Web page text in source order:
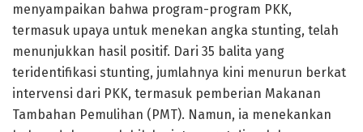
menyampaikan bahwa program-program PKK,
termasuk upaya untuk menekan angka stunting, telah
menunjukkan hasil positif. Dari 35 balita yang
teridentifikasi stunting, jumlahnya kini menurun berkat
intervensi dari PKK, termasuk pemberian Makanan
Tambahan Pemulihan (PMT). Namun, ia menekankan